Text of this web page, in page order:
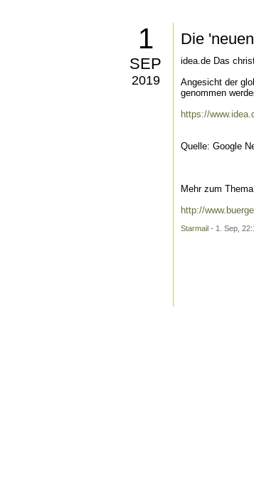
1
SEP
2019
Die
idea.de Das
Angesicht der
genommen
https://
Quelle: Google
Mehr zum
http://
Starmail - 1. Sep,